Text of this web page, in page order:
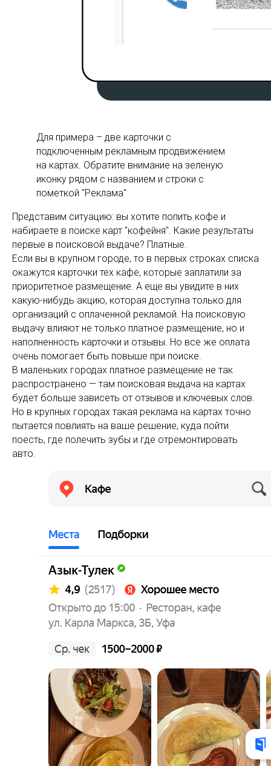
Для примера – две карточки с
подключенным рекламным продвижением
на картах. Обратите внимание на зеленую
иконку рядом с названием и строки с
пометкой "Реклама"
Представим ситуацию: вы хотите попить кофе и
набираете в поиске карт "кофейня". Какие результаты
первые в поисковой выдаче? Платные.
Если вы в крупном городе, то в первых строках списка
окажутся карточки тех кафе, которые заплатили за
приоритетное размещение. А еще вы увидите в них
какую-нибудь акцию, которая доступна только для
организаций с оплаченной рекламой. На поисковую
выдачу влияют не только платное размещение, но и
наполненность карточки и отзывы. Но все же оплата
очень помогает быть повыше при поиске.
В маленьких городах платное размещение не так
распространено — там поисковая выдача на картах
будет больше зависеть от отзывов и ключевых слов.
Но в крупных городах такая реклама на картах точно
пытается повлиять на ваше решение, куда пойти
поесть, где полечить зубы и где отремонтировать
авто.